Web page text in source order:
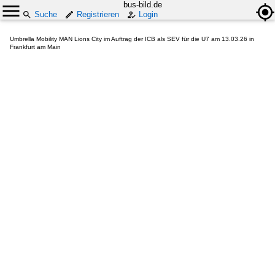
bus-bild.de
Suche
Registrieren Login
Umbrella Mobility MAN Lions City im Auftrag der ICB als SEV für die U7 am 13.03.26 in
Frankfurt am Main